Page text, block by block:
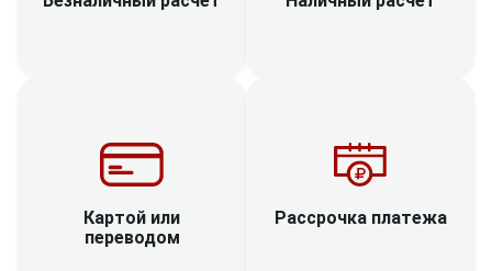
Картой или
переводом
Рассрочка платежа